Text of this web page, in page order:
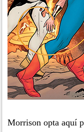
Morrison opta aquí